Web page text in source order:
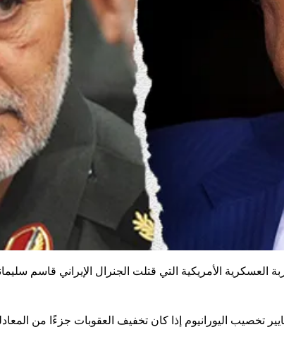
تخصيب اليورانيوم إذا كان تخفيف العقوبات جزءًا من